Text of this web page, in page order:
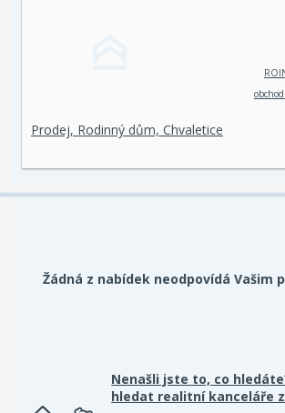
Prodej, Rodinný dům, Chvaletice
Žádná z nabídek neodpovídá Vašim
Nenašli jste to, co
hledat realitní kanceláře